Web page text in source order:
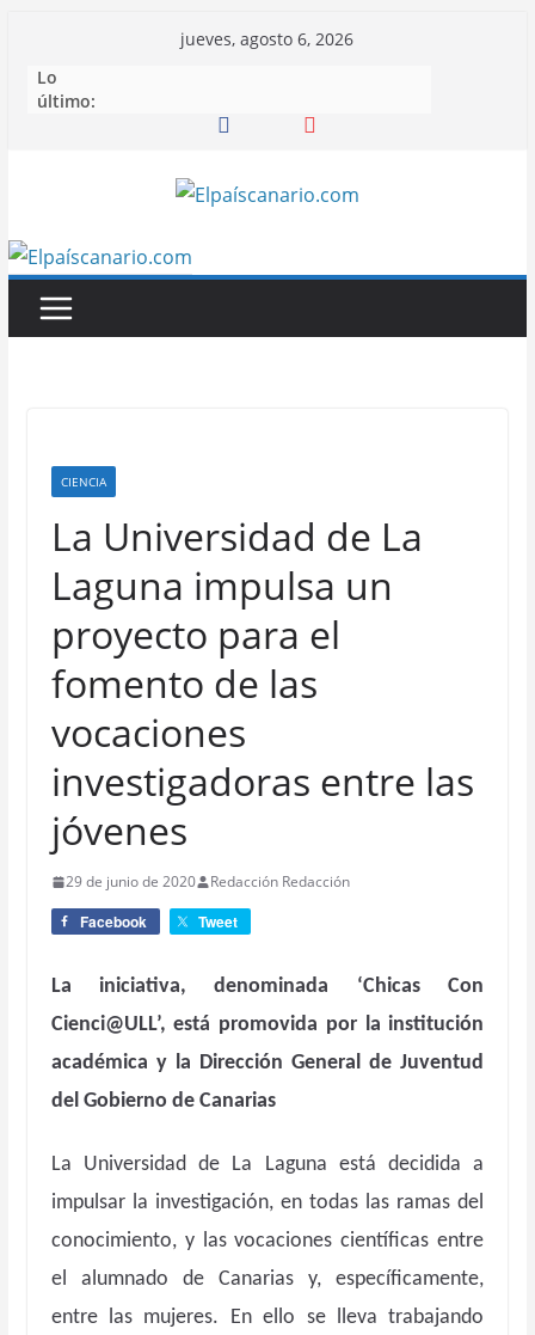
contenido
jueves, agosto 6, 2026
Lo
último:
CIENCIA
La Universidad de La
Laguna impulsa un
proyecto para el
fomento de las
vocaciones
investigadoras entre las
jóvenes
29 de junio de 2020 Redacción Redacción
Facebook Tweet
La iniciativa, denominada ‘Chicas Con
Cienci@ULL’, está promovida por la institución
académica y la Dirección General de Juventud
del Gobierno de Canarias
La Universidad de La Laguna está decidida a
impulsar la investigación, en todas las ramas del
conocimiento, y las vocaciones científicas entre
el alumnado de Canarias y, específicamente,
entre las mujeres. En ello se lleva trabajando